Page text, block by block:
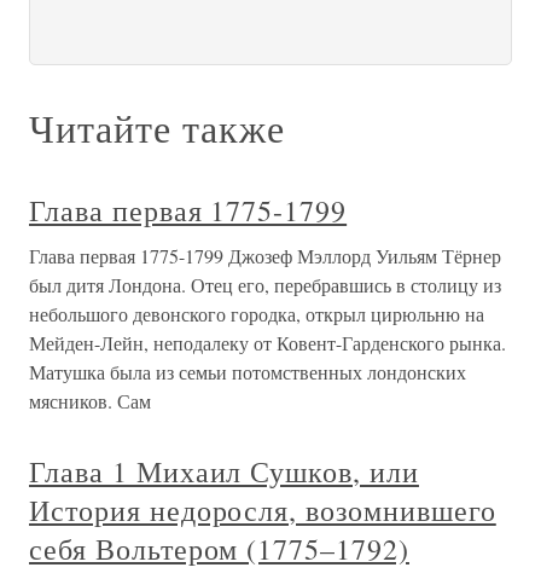
Читайте также
Глава первая 1775-1799
Глава первая 1775-1799 Джозеф Мэллорд Уильям Тёрнер
был дитя Лондона. Отец его, перебравшись в столицу из
небольшого девонского городка, открыл цирюльню на
Мейден-Лейн, неподалеку от Ковент-Гарденского рынка.
Матушка была из семьи потомственных лондонских
мясников. Сам
Глава 1 Михаил Сушков, или
История недоросля, возомнившего
себя Вольтером (1775–1792)